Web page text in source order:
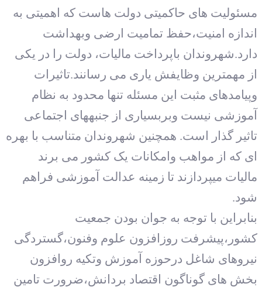
مسئولیت های حاکمیتی دولت هاست که اهمیتی به
اندازه امنیت،حفظ تمامیت ارضی وبهداشت
دارد.شهروندان باپرداخت مالیات، دولت را در یکی
از مهمترین وظایفش یاری می رسانند.تاثیرات
وپیامدهای مثبت این مسئله تنها محدود به نظام
آموزشی نیست وبربسیاری از جنبه‏های اجتماعی
تاثیر گذار است. همچنین شهروندان متناسب با بهره
ای که از مواهب وامکانات یک کشور می برند
مالیات می‏پردازند تا زمینه عدالت آموزشی فراهم
شود.
بنابراین با توجه به جوان بودن جمعیت
کشور،پیشرفت روزافزون علوم وفنون،گستردگی
نیروهای شاغل درحوزه آموزش وتکیه روافزون
بخش های گوناگون اقتصاد بردانش،ضرورت تامین